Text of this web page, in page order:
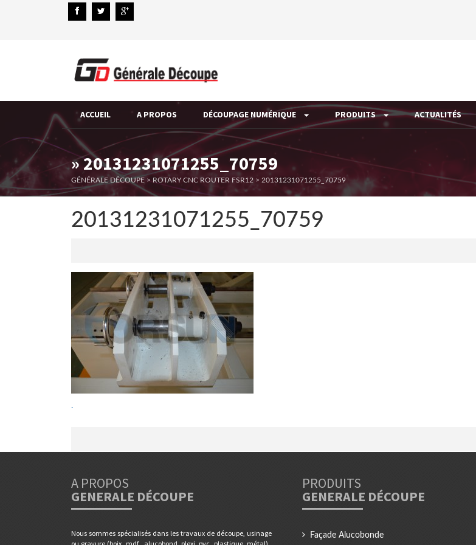
ACCUEIL A PROPOS DÉCOUPAGE NUMÉRIQUE PRODUITS ACTUALITÉS
» 20131231071255_70759
GÉNÉRALE DÉCOUPE > ROTARY CNC ROUTER FSR12 > 20131231071255_70759
20131231071255_70759
.
A PROPOS
GENERALE DÉCOUPE
Nous sommes spécialisés dans les travaux de découpe, usinage
PRODUITS
GENERALE DÉCOUPE
Façade Alucobonde